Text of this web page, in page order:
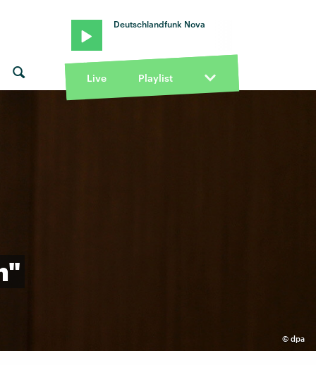
Deutschlandfunk Nova
Live Playlist
© dpa